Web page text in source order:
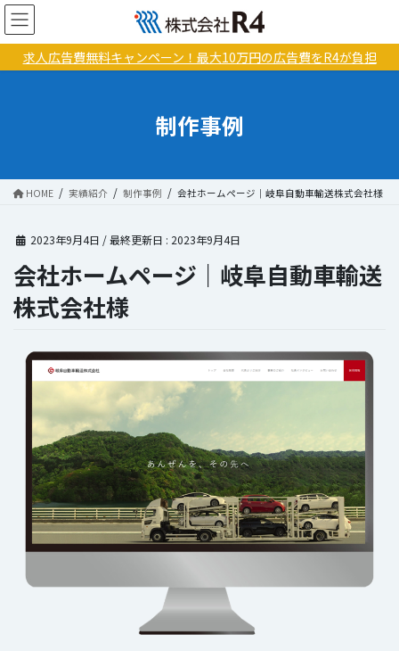
コ
ン
テ
ナ
ビ
ゲ
動
求人広告費無料キャンペーン！最大10万円の広告費をR4が負担
制作事例
HOME 実績紹介 制作事例 会社ホームページ｜岐阜自動車輸送株式会社様
2023年9月4日 / 最終更新日 : 2023年9月4日
会社ホームページ｜岐阜自動車輸送
株式会社様